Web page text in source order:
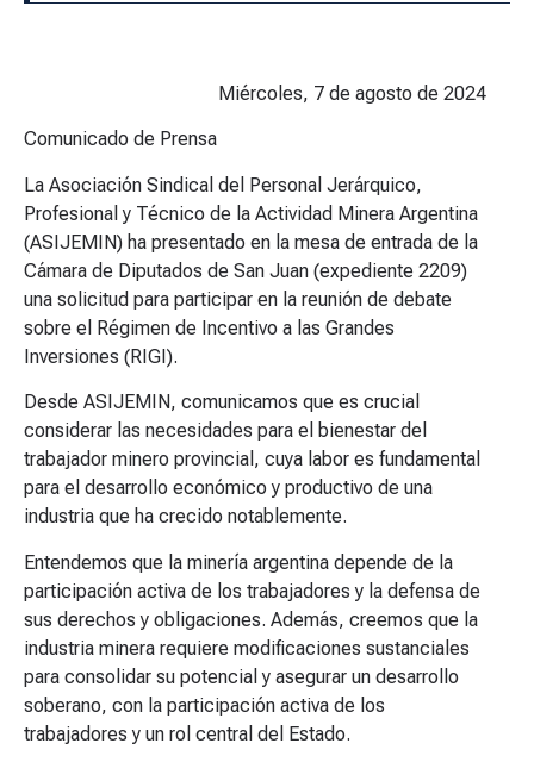
Miércoles, 7 de agosto de 2024
Comunicado de Prensa
La Asociación Sindical del Personal Jerárquico,
Profesional y Técnico de la Actividad Minera Argentina
(ASIJEMIN) ha presentado en la mesa de entrada de la
Cámara de Diputados de San Juan (expediente 2209)
una solicitud para participar en la reunión de debate
sobre el Régimen de Incentivo a las Grandes
Inversiones (RIGI).
Desde ASIJEMIN, comunicamos que es crucial
considerar las necesidades para el bienestar del
trabajador minero provincial, cuya labor es fundamental
para el desarrollo económico y productivo de una
industria que ha crecido notablemente.
Entendemos que la minería argentina depende de la
participación activa de los trabajadores y la defensa de
sus derechos y obligaciones. Además, creemos que la
industria minera requiere modificaciones sustanciales
para consolidar su potencial y asegurar un desarrollo
soberano, con la participación activa de los
trabajadores y un rol central del Estado.